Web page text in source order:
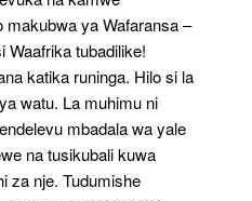
makubwa ya Wafaransa –
Waafrika tubadilike!
katika runinga. Hilo si la
watu. La muhimu ni
mbadala wa yale
na tusikubali kuwa
za nje. Tudumishe